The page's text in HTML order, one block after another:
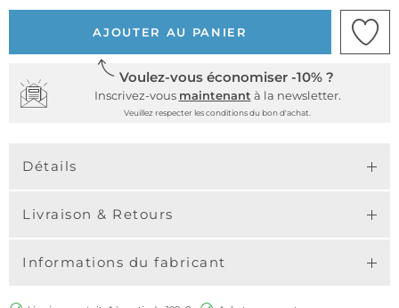
AJOUTER AU PANIER
Voulez-vous économiser -10% ?
Inscrivez-vous maintenant à la newsletter.
Veuillez respecter les conditions du bon d'achat.
Détails
Livraison & Retours
Informations du fabricant